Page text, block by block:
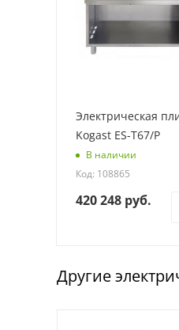
Электрическая
Kogast ES-T67/P
В наличии
Код: 108865
420 248 руб.
Другие